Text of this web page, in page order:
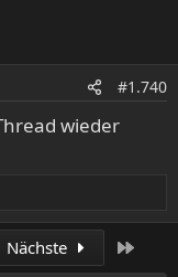
#1.740
wieder
Nächste